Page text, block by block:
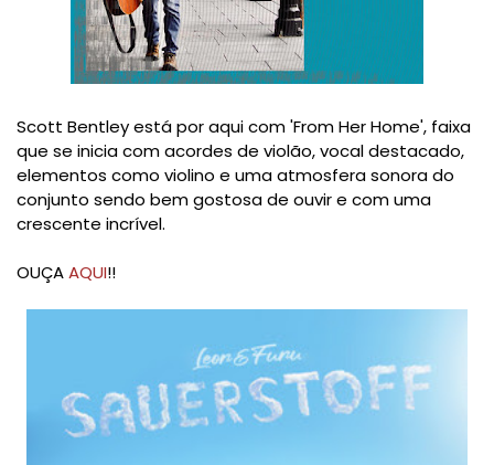
Scott Bentley está por aqui com 'From Her Home', faixa
que se inicia com acordes de violão, vocal destacado,
elementos como violino e uma atmosfera sonora do
conjunto sendo bem gostosa de ouvir e com uma
crescente incrível.
OUÇAAQUI!!